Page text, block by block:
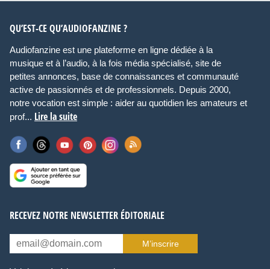
QU’EST-CE QU’AUDIOFANZINE ?
Audiofanzine est une plateforme en ligne dédiée à la
musique et à l’audio, à la fois média spécialisé, site de
petites annonces, base de connaissances et communauté
active de passionnés et de professionnels. Depuis 2000,
notre vocation est simple : aider au quotidien les amateurs et
prof... Lire la suite
RECEVEZ NOTRE NEWSLETTER ÉDITORIALE
M’inscrire